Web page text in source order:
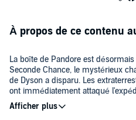
À propos de ce contenu
La boîte de Pandore est
Seconde Chance, le mystérieux
de Dyson a disparu. Les
ont immédiatement attaqué
en abandonnant deux membres
capturés, et leur mémoire pillée.